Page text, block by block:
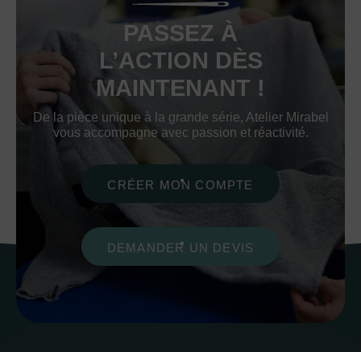
PASSEZ À
L’ACTION DÈS
MAINTENANT !
De la pièce unique à la grande série, Atelier Mirabel
vous accompagne avec passion et réactivité.
CRÉER MON COMPTE
DEMANDER UN DEVIS